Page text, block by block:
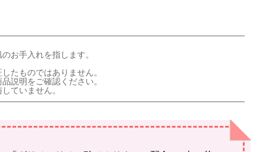
お手入れを指します。
たものではありません。
説明をご確認ください。
ていません。